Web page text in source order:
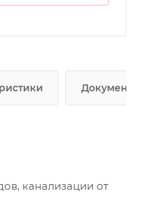
Документы
канализации от